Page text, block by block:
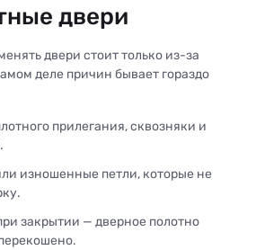
двери
двери стоит только из-за
деле причин бывает гораздо
прилегания, сквозняки и
изношенные петли, которые не
закрытии — дверное полотно